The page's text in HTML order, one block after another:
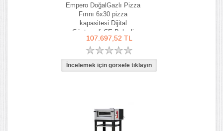
Empero DoğalGazlı Pizza
Fırını 6x30 pizza
kapasitesi Dijital
Göstergeli CE Belgeli
107.697,52 TL